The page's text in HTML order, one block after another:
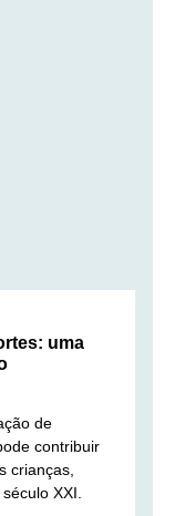
uma
de
contribuir
crianças,
XXI.